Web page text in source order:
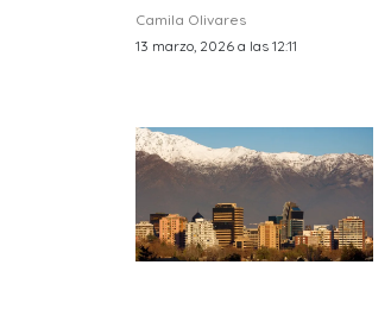
Camila Olivares
13 marzo, 2026 a las 12:11